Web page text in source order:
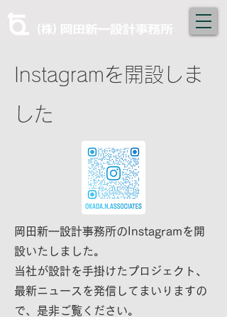
Instagramを開設しま
した
岡田新一設計事務所のInstagramを開
設いたしました。
当社が設計を手掛けたプロジェクト、
最新ニュースを発信してまいりますの
で、 是非ご覧ください。